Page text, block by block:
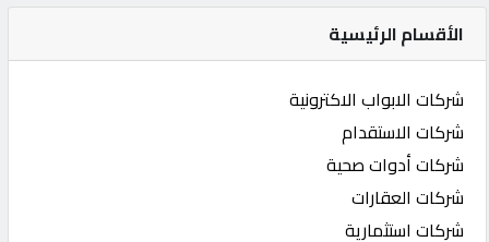
الأقسام الرئيسية
شركات الابواب الاكترونية
شركات الاستقدام
شركات أدوات صحية
شركات العقارات
شركات استثمارية